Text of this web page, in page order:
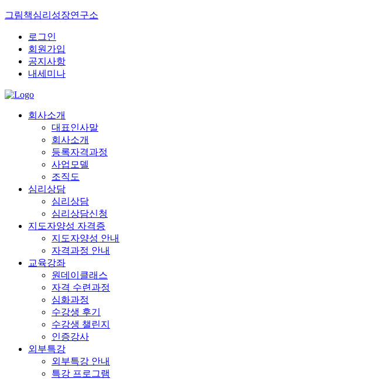
그림책심리성장연구소
로그인
회원가입
공지사항
내세미나
회사소개
대표인사말
회사소개
등록자격과정
사업모델
조직도
심리상담
심리상담
심리상담신청
지도자양성 자격증
지도자양성 안내
자격과정 안내
교육강좌
원데이클래스
자격 수련과정
심화과정
수강생 후기
수강생 챌린지
인증강사
외부특강
외부특강 안내
특강 프로그램